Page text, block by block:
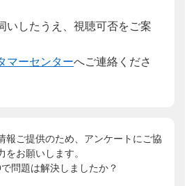
いしたうえ、視聴可否をご案
マーセンターへご連絡くださ
報ご提供のため、アンケートにご協
をお願いします。
問題は解決しましたか？